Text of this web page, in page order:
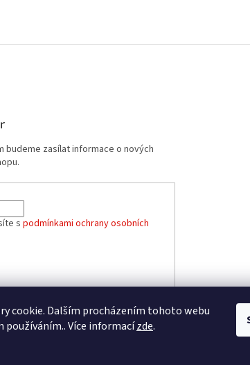
cookie. Dalším procházením tohoto webu
používáním.. Více informacízde.
budeme zasílat informace o nových
s podmínkami ochrany osobních